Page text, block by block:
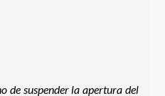
de suspender la apertura del